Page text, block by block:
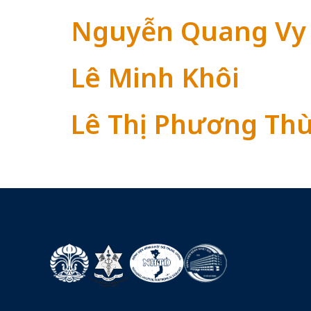
Nguyễn Quang Vy
Lê Minh Khôi
Lê Thị Phương